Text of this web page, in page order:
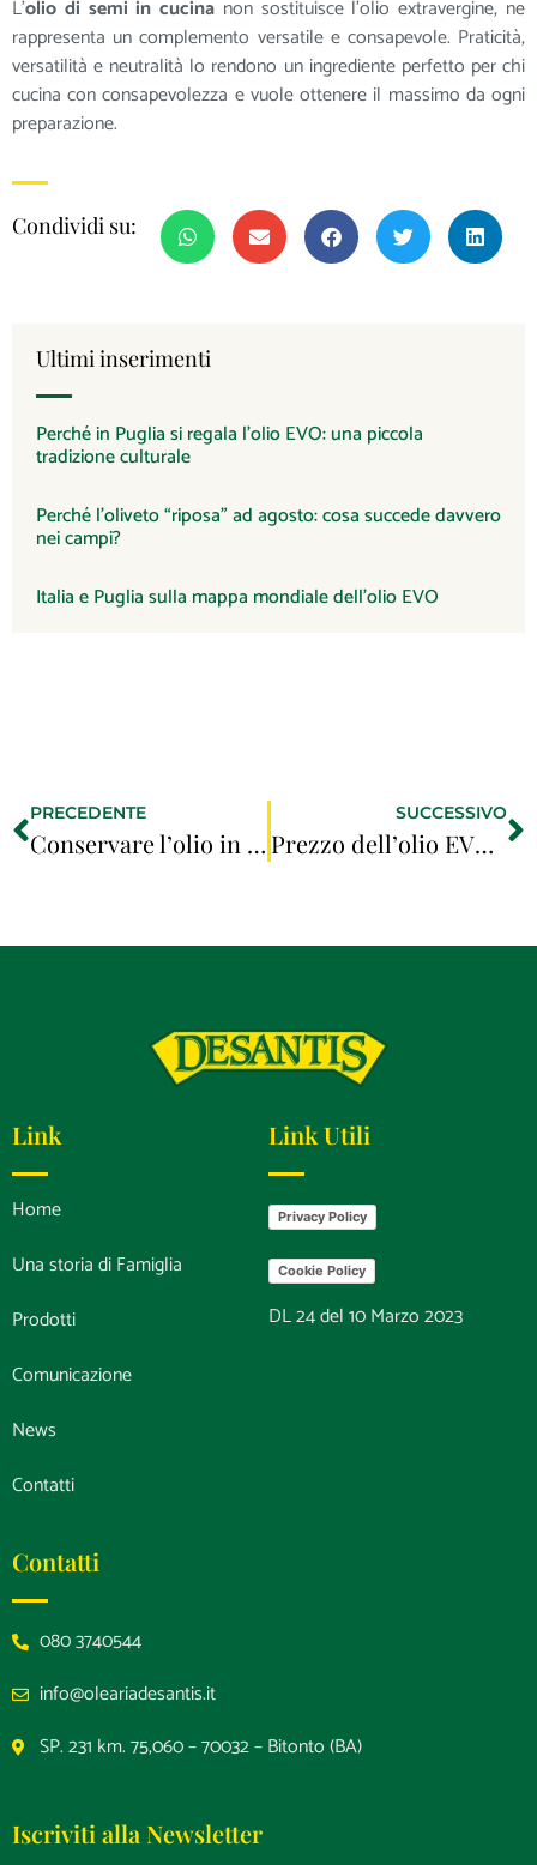
L’olio di semi in cucina non sostituisce l’olio extravergine, ne
rappresenta un complemento versatile e consapevole. Praticità,
versatilità e neutralità lo rendono un ingrediente perfetto per chi
cucina con consapevolezza e vuole ottenere il massimo da ogni
preparazione.
Condividi su:
Ultimi inserimenti
Perché in Puglia si regala l’olio EVO: una piccola
tradizione culturale
Perché l’oliveto “riposa” ad agosto: cosa succede davvero
nei campi?
Italia e Puglia sulla mappa mondiale dell’olio EVO
PRECEDENTE
Conservare l’olio in estate: come proteggerlo dal caldo
SUCCESSIVO
Prezzo dell’olio EVO: perché scegliere solo in base al costo può essere un errore
Link
Home
Una storia di Famiglia
Prodotti
Comunicazione
News
Contatti
Link Utili
Privacy Policy
Cookie Policy
DL 24 del 10 Marzo 2023
Contatti
080 3740544
info@oleariadesantis.it
SP. 231 km. 75,060 – 70032 – Bitonto (BA)
Iscriviti alla Newsletter